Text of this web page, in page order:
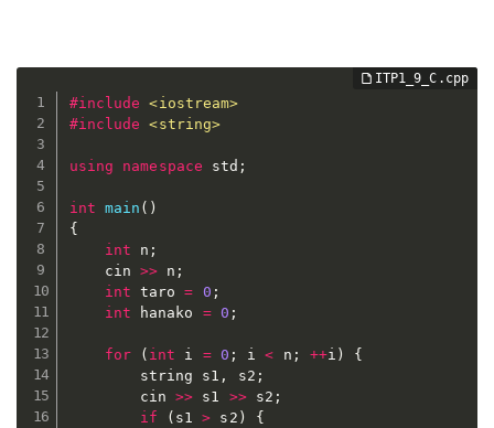
#include
<iostream>
#include <string>
using namespace std ;
int main ( )
{
int n ;
	cin
>> n ;
int taro = 0 ;
int hanako = 0 ;
for ( int i = 0 ; i < n ; ++i )
{
		string s1
, s2 ;
		cin
>> s1 >> s2 ;
if
( s1 > s2 )
{